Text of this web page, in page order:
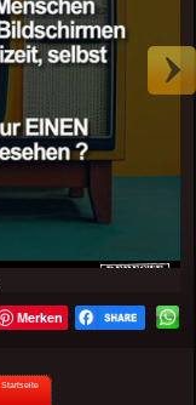
Merken
Startseite